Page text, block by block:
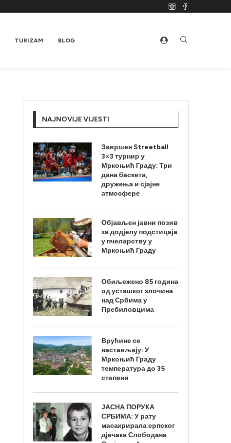
TURIZAM BLOG
NAJNOVIJE VIJESTI
Завршен Streetball
3×3 турнир у
Мркоњић Граду: Три
дана баскета,
дружења и сјајне
атмосфере
Објављен јавни позив
за додјелу подстицаја
у пчеларству у
Мркоњић Граду
Обиљежено 85 година
од усташког злочина
над Србима у
Пребиловцима
Врућине се
настављају: У
Мркоњић Граду
температура до 35
степени
ЈАСНА ПОРУКА
СРБИМА: У рату
масакрирала српског
дјечака Слободана